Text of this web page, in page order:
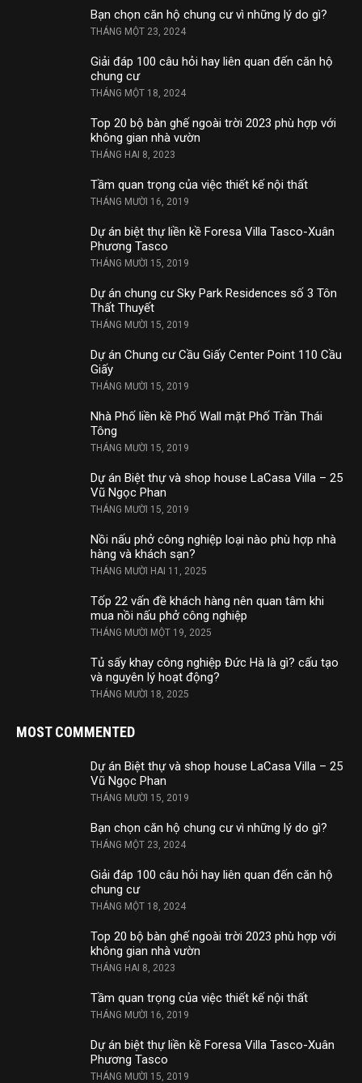
Bạn chọn căn hộ chung cư vì những lý do gì?
THÁNG MỘT 23, 2024
Giải đáp 100 câu hỏi hay liên quan đến căn hộ
chung cư
THÁNG MỘT 18, 2024
Top 20 bộ bàn ghế ngoài trời 2023 phù hợp với
không gian nhà vườn
THÁNG HAI 8, 2023
Tầm quan trọng của việc thiết kế nội thất
THÁNG MƯỜI 16, 2019
Dự án biệt thự liền kề Foresa Villa Tasco-Xuân
Phương Tasco
THÁNG MƯỜI 15, 2019
Dự án chung cư Sky Park Residences số 3 Tôn
Thất Thuyết
THÁNG MƯỜI 15, 2019
Dự án Chung cư Cầu Giấy Center Point 110 Cầu
Giấy
THÁNG MƯỜI 15, 2019
Nhà Phố liền kề Phố Wall mặt Phố Trần Thái
Tông
THÁNG MƯỜI 15, 2019
Dự án Biệt thự và shop house LaCasa Villa – 25
Vũ Ngọc Phan
THÁNG MƯỜI 15, 2019
Nồi nấu phở công nghiệp loại nào phù hợp nhà
hàng và khách sạn?
THÁNG MƯỜI HAI 11, 2025
Tốp 22 vấn đề khách hàng nên quan tâm khi
mua nồi nấu phở công nghiệp
THÁNG MƯỜI MỘT 19, 2025
Tủ sấy khay công nghiệp Đức Hà là gì? cấu tạo
và nguyên lý hoạt động?
THÁNG MƯỜI 18, 2025
MOST COMMENTED
Dự án Biệt thự và shop house LaCasa Villa – 25
Vũ Ngọc Phan
THÁNG MƯỜI 15, 2019
Bạn chọn căn hộ chung cư vì những lý do gì?
THÁNG MỘT 23, 2024
Giải đáp 100 câu hỏi hay liên quan đến căn hộ
chung cư
THÁNG MỘT 18, 2024
Top 20 bộ bàn ghế ngoài trời 2023 phù hợp với
không gian nhà vườn
THÁNG HAI 8, 2023
Tầm quan trọng của việc thiết kế nội thất
THÁNG MƯỜI 16, 2019
Dự án biệt thự liền kề Foresa Villa Tasco-Xuân
Phương Tasco
THÁNG MƯỜI 15, 2019